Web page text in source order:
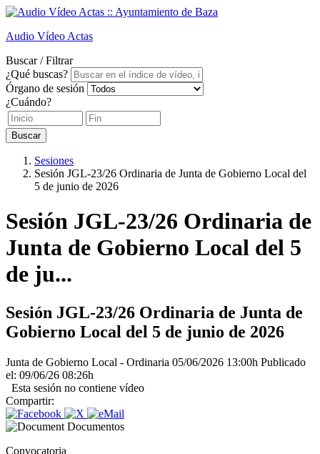
Audio Vídeo Actas
Buscar / Filtrar
¿Qué buscas?
Órgano de sesión
¿Cuándo?
Buscar
Sesiones
Sesión JGL-23/26 Ordinaria de Junta de Gobierno Local del
5 de junio de 2026
Sesión JGL-23/26 Ordinaria de
Junta de Gobierno Local del 5
de ju...
Sesión JGL-23/26 Ordinaria de Junta de
Gobierno Local del 5 de junio de 2026
Junta de Gobierno Local - Ordinaria 05/06/2026 13:00h Publicado
el: 09/06/26 08:26h
Esta sesión no contiene vídeo
Compartir:
Documentos
Convocatoria